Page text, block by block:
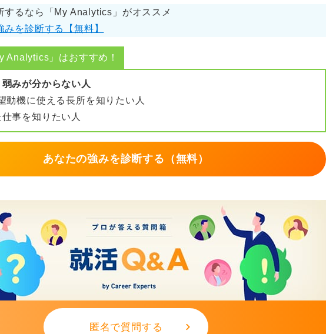
にする作業は苦しいものかもしれませんが、今苦労してやっておく
際にも楽になります。
ときに喜びを感じるかといったところから考えてみるのも良いので
するなら「My Analytics」がオススメ
を診断する【無料】
Analytics」はおすすめ！
弱みが分からない人
動機に使える長所を知りたい人
事を知りたい人
あなたの強みを診断する（無料）
匿名で質問する